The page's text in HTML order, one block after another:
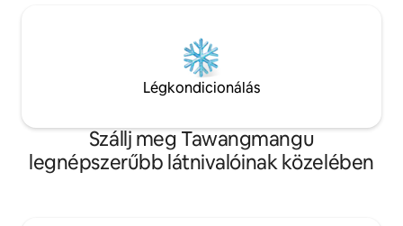
Légkondicionálás
Szállj meg Tawangmangu
legnépszerűbb látnivalóinak közelében